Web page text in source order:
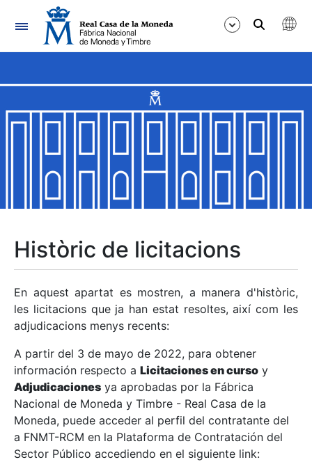
Navegació
Mostra/Amaga
Mostra/Amaga
Mostra/Amaga
Mostra/Amaga
Mostra/Amaga
Històric de licitacions
En aquest apartat es mostren, a manera d'històric,
les licitacions que ja han estat resoltes, així com les
adjudicacions menys recents:
A partir del 3 de mayo de 2022, para obtener
información respecto a Licitaciones en curso y
Adjudicaciones ya aprobadas por la Fábrica
Nacional de Moneda y Timbre - Real Casa de la
Moneda, puede acceder al perfil del contratante del
a FNMT-RCM en la Plataforma de Contratación del
Sector Público accediendo en el siguiente link: